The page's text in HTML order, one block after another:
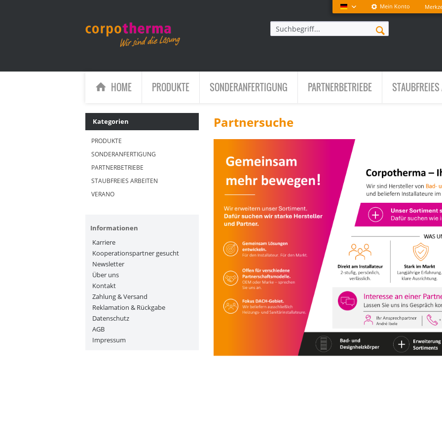
Deutsch Mein Konto
HOME PRODUKTE SONDERANFERTIGUNG PARTNERBETRIEBE STAUBFREIES
Kategorien
PRODUKTE
SONDERANFERTIGUNG
PARTNERBETRIEBE
STAUBFREIES ARBEITEN
VERANO
Informationen
Karriere
Kooperationspartner gesucht
Newsletter
Über uns
Kontakt
Zahlung & Versand
Reklamation & Rückgabe
Datenschutz
AGB
Impressum
Partnersuche